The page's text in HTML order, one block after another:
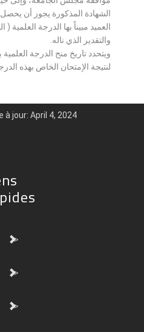
الشهادة المذكورة يجوز أن
العميد مبيناً بها الدرجة العلمية
والتقدير الذي ناله.
ويتحدد تاريخ منح الدرجة
لنتيجة الإمتحان الخاص بهذه
à jour: April 4, 2024
">
">
">